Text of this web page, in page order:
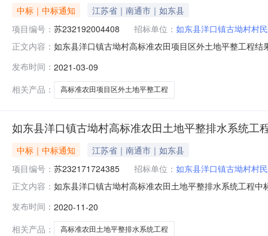
中标｜中标通知
江苏省｜南通市｜如东县
项目编号： 苏232192004408 招标单位： 如东县洋口镇古坳村村
正文内容： 如东县洋口镇古坳村高标准农田项目区外土地平整工程
项目区外土地平整工程二、招标人：如东县洋口镇古坳
利建设工程有限公司中标金额：6614
发布时间： 2021-03-09
相关产品：
高标准农田项目区外土地平整工程
如东县洋口镇古坳村高标准农田土地平整排水系统工
中标｜中标通知
江苏省｜南通市｜如东县
项目编号： 苏232171724385 招标单位： 如东县洋口镇古坳村村
正文内容： 如东县洋口镇古坳村高标准农田土地平整排水系统工程
五、招标控制价：658353.19元(含暂列金50000.00元)
*23217
发布时间： 2020-11-20
相关产品：
高标准农田土地平整排水系统工程